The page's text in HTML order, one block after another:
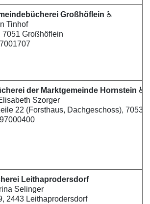
Großhöflein ♿
Tinhof
7051 Großhöflein
der Marktgemeinde Hornstein ♿
Szorger
22 (Forsthaus, Dachgeschoss), 7053
Leithaprodersdorf
Selinger
2443 Leithaprodersdorf